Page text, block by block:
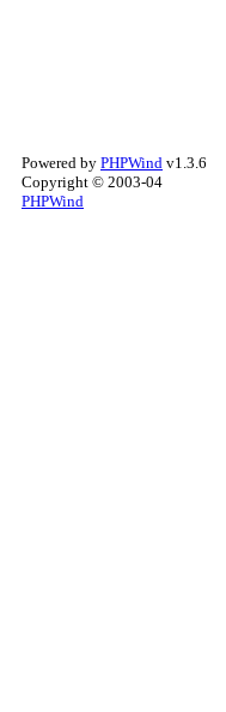
Powered by PHPWind v1.3.6
Copyright © 2003-04
PHPWind